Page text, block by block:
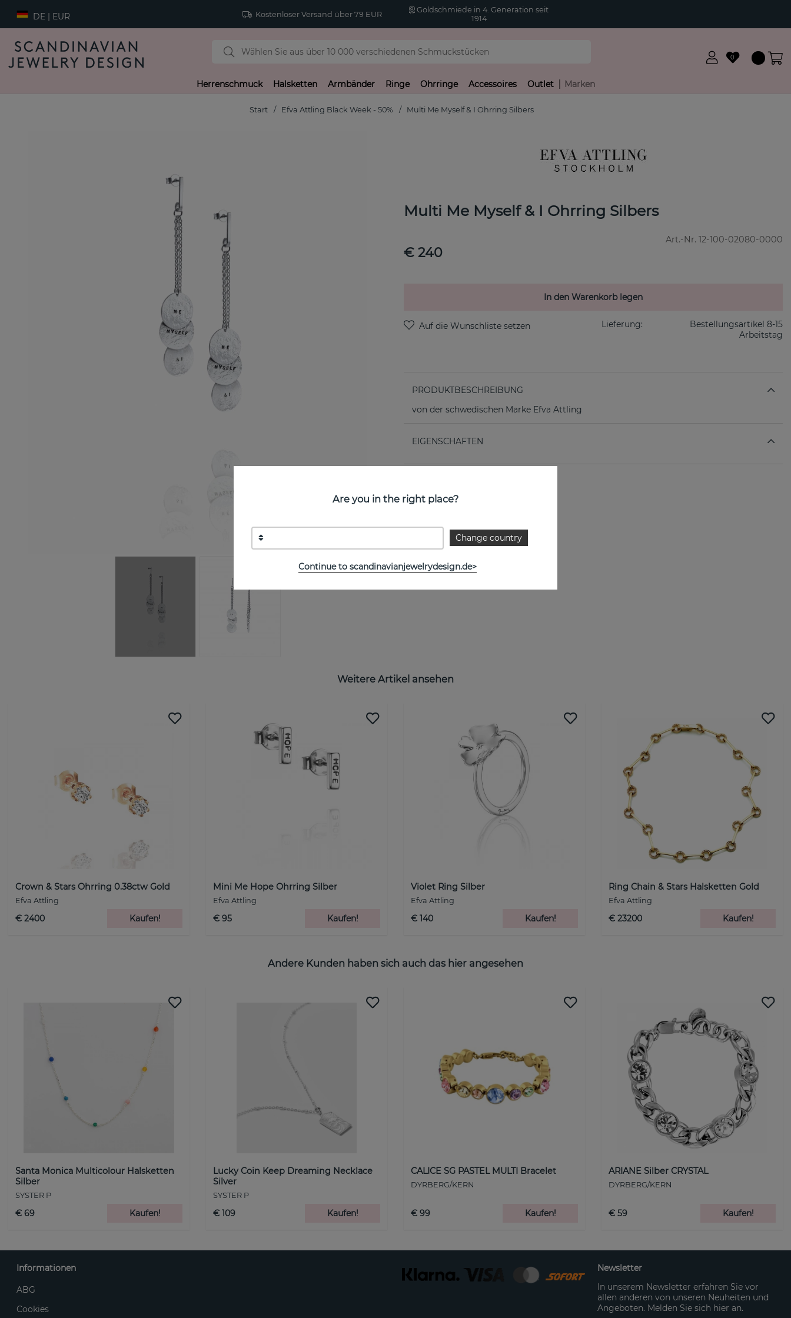
DE | EUR Kostenloser Versand über 79 EUR
Goldschmiede in 4. Generation seit
1914
0
Herrenschmuck Halsketten Armbänder Ringe Ohrringe Accessoires Outlet Marken
Start Efva Attling Black Week - 50% Multi Me Myself & I Ohrring Silbers
Multi Me Myself & I Ohrring Silbers
Art.-Nr. 12-100-02080-0000
€ 240
In den Warenkorb legen
Lieferung:
Bestellungsartikel 8-15
Arbeitstag
PRODUKTBESCHREIBUNG
von der schwedischen Marke Efva Attling
EIGENSCHAFTEN
Weitere Artikel ansehen
Crown & Stars Ohrring 0.38ctw Gold
Efva Attling
€ 2400 Kaufen!
Mini Me Hope Ohrring Silber
Efva Attling
€ 95 Kaufen!
Violet Ring Silber
Efva Attling
€ 140 Kaufen!
Ring Chain & Stars Halsketten Gold
Efva Attling
€ 23200 Kaufen!
Andere Kunden haben sich auch das hier angesehen
Santa Monica Multicolour Halsketten
Silber
SYSTER P
€ 69 Kaufen!
Lucky Coin Keep Dreaming Necklace
Silver
SYSTER P
€ 109 Kaufen!
CALICE SG PASTEL MULTI Bracelet
DYRBERG/KERN
€ 99 Kaufen!
ARIANE Silber CRYSTAL
DYRBERG/KERN
€ 59 Kaufen!
Are you in the right place?
Change country
Continue to scandinavianjewelrydesign.de>
Informationen
ABG
Cookies
Newsletter
In unserem Newsletter erfahren Sie vor
allen anderen von unseren Neuheiten und
Angeboten. Melden Sie sich hier an.